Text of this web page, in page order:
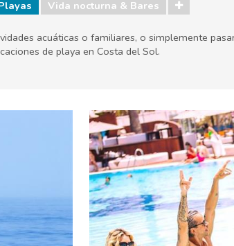
Vida nocturna & Bares
acuáticas o familiares, o simplemente
de playa en Costa del Sol.
Dónde quedarse